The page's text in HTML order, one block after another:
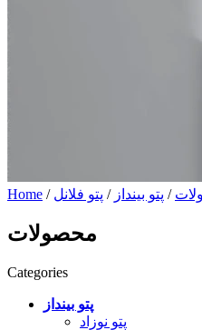
Home / / پتو بینداز / پتو فلانل
محصولات
Categories
پتو بینداز
پتو نوزاد